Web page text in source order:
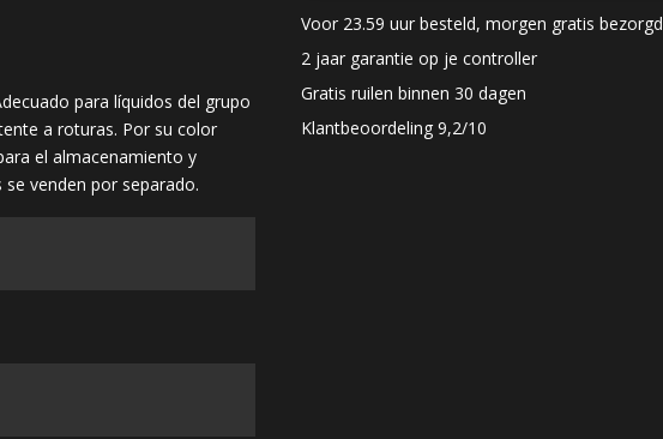
Voor 23.59 uur besteld, morgen gratis bezorgd
2 jaar garantie op je controller
Gratis ruilen binnen 30 dagen
Klantbeoordeling 9,2/10
para líquidos del grupo
a roturas. Por su color
el almacenamiento y
venden por separado.